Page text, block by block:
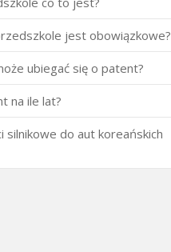
jest obowiązkowe?
ubiegać się o patent?
na ile lat?
silnikowe do aut koreańskich